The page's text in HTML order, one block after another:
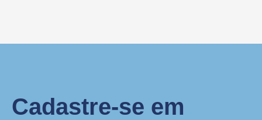
Cadastre-se em